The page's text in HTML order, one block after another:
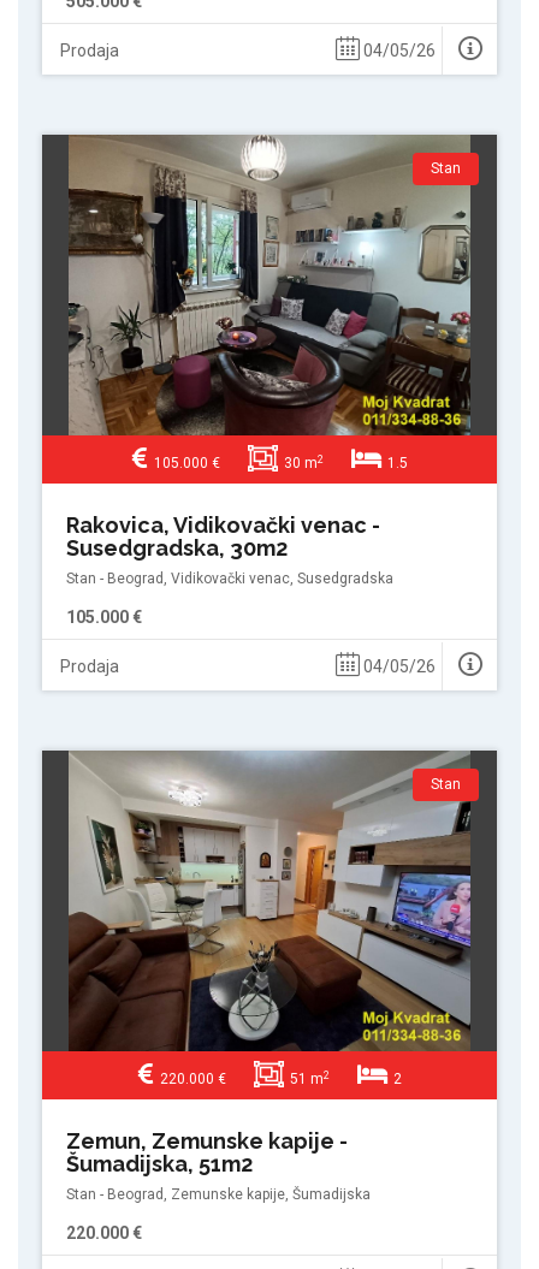
Prodaja 04/05/26
Stan
105.000 € 30 m2 1.5
Rakovica, Vidikovački venac -
Susedgradska, 30m2
Stan - Beograd, Vidikovački venac, Susedgradska
105.000 €
Prodaja 04/05/26
Stan
220.000 € 51 m2 2
Zemun, Zemunske kapije -
Šumadijska, 51m2
Stan - Beograd, Zemunske kapije, Šumadijska
220.000 €